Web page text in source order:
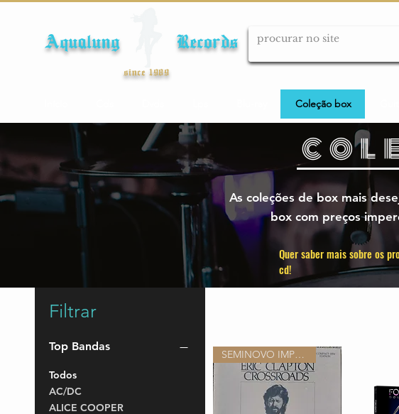
Aqualung Records
since 1989
Coleção box
Filtrar
Top Bandas
Todos
AC/DC
ALICE COOPER
SEMINOVO IMPORTADO
As coleções de box mais
box com preços
Quer saber mais sobre os
cd!